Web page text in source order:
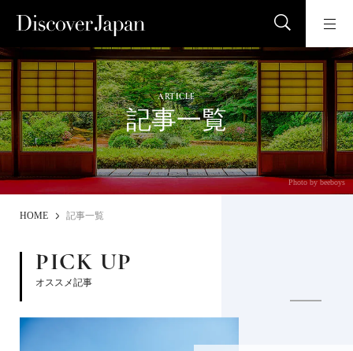
ARTICLE
記事一覧
Photo by beeboys
HOME 記事一覧
PICK UP
オススメ記事